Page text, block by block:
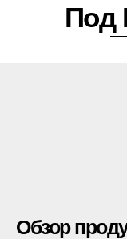
Под
Обзор